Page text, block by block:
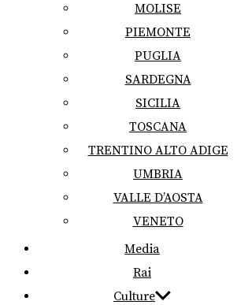
MOLISE
PIEMONTE
PUGLIA
SARDEGNA
SICILIA
TOSCANA
TRENTINO ALTO ADIGE
UMBRIA
VALLE D’AOSTA
VENETO
Media
Rai
Culture